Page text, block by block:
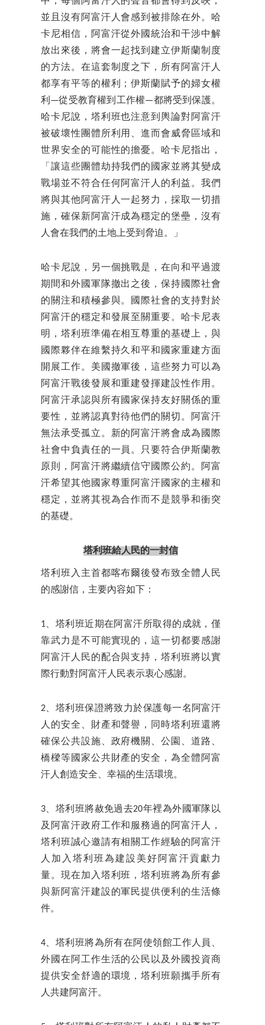
並且沒有阿富汗人會感到被排除在外。哈
卡尼相信，阿富汗從外國統治和干涉中解
放出來後，將會一起找到建立伊斯蘭制度
的方法。在這套制度之下，所有阿富汗人
都享有平等的權利；伊斯蘭賦予的婦女權
利—從受教育權到工作權—都將受到保護。
哈卡尼說，塔利班也注意到輿論對阿富汗
被破壞性團體所利用、進而會威脅區域和
世界安全的可能性的擔憂。哈卡尼指出，
「讓這些團體劫持我們的國家並將其變成
戰場並不符合任何阿富汗人的利益。我們
將與其他阿富汗人一起努力，採取一切措
施，確保新阿富汗成為穩定的堡壘，沒有
人會在我們的土地上受到脅迫。」
哈卡尼說，另一個挑戰是，在向和平過渡
期間和外國軍隊撤出之後，保持國際社會
的關注和積極參與。國際社會的支持對於
阿富汗的穩定和發展至關重要。哈卡尼表
明，塔利班準備在相互尊重的基礎上，與
國際夥伴在維繫持久和平和國家重建方面
開展工作。美國撤軍後，這些努力可以為
阿富汗戰後發展和重建發揮建設性作用。
阿富汗承認與所有國家保持友好關係的重
要性，並將認真對待他們的關切。阿富汗
無法承受孤立。新的阿富汗將會成為國際
社會中負責任的一員。只要符合伊斯蘭教
原則，阿富汗將繼續信守國際公約。阿富
汗希望其他國家尊重阿富汗國家的主權和
穩定，並將其視為合作而不是競爭和衝突
的基礎。
塔利班給人民的一封信
塔利班入主首都喀布爾後發布致全體人民
的感謝信，主要內容如下：
1、塔利班近期在阿富汗所取得的成就，僅
靠武力是不可能實現的，這一切都要感謝
阿富汗人民的配合與支持，塔利班將以實
際行動對阿富汗人民表示衷心感謝。
2、塔利班保證將致力於保護每一名阿富汗
人的安全、財產和聲譽，同時塔利班還將
確保公共設施、政府機關、公園、道路、
橋樑等國家公共財產的安全，為全體阿富
汗人創造安全、幸福的生活環境。
3、塔利班將赦免過去20年裡為外國軍隊以
及阿富汗政府工作和服務過的阿富汗人，
塔利班誠心邀請有相關工作經驗的阿富汗
人加入塔利班為建設美好阿富汗貢獻力
量。現在加入塔利班，塔利班將為所有參
與新阿富汗建設的軍民提供便利的生活條
件。
4、塔利班將為所有在阿使領館工作人員、
外國在阿工作生活的公民以及外國投資商
提供安全舒適的環境，塔利班願攜手所有
人共建阿富汗。